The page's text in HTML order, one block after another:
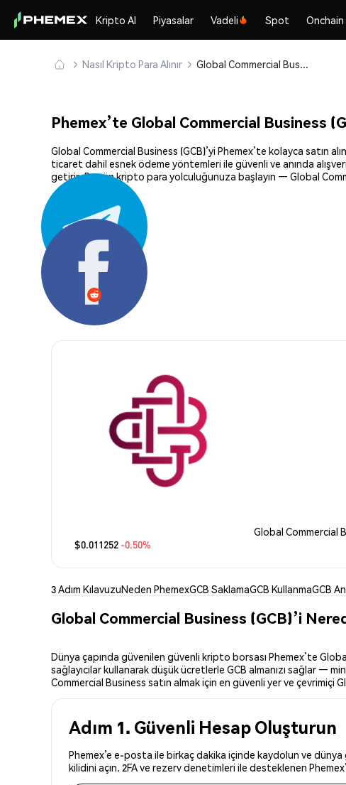
Kripto Al Piyasalar Vadeli Spot Onchain
Nasıl Kripto Para Alınır Global Commercial Business (GCB) Güvenle Satın Alın ve Saklayın
Phemex’te Global Commercial Business
Global Commercial Business (GCB)’yi Phemex’te kolayca satın
ticaret dahil esnek ödeme yöntemleri ile güvenli ve anında
getirir. Bugün kripto para yolculuğunuza başlayın — Global
Global Commercial
$0.011252 -0.50%
3 Adım KılavuzuNeden PhemexGCB SaklamaGCB KullanmaGCB
Global Commercial Business (GCB)’i
Dünya çapında güvenilen güvenli kripto borsası Phemex’te
sağlayıcılar kullanarak düşük ücretlerle GCB almanızı sağlar —
Commercial Business satın almak için en güvenli yer ve çevrimiçi
Adım 1. Güvenli Hesap Oluşturun
Phemex’e e-posta ile birkaç dakika içinde kaydolun ve dünya
kilidini açın. 2FA ve rezerv denetimleri ile desteklenen